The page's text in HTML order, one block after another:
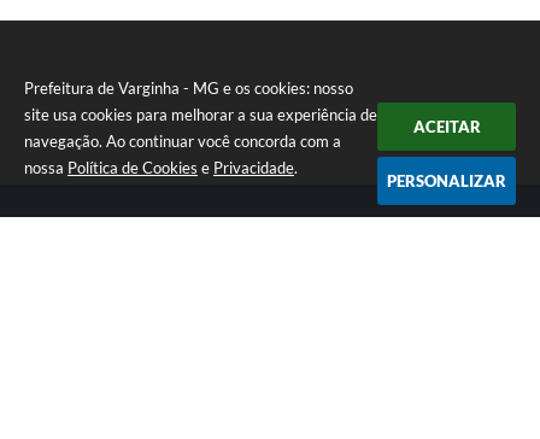
Prefeitura de Varginha - MG e os cookies: nosso
site usa cookies para melhorar a sua experiência de
navegação. Ao continuar você concorda com a
nossa Política de Cookies e Privacidade.
ACEITAR
PERSONALIZAR